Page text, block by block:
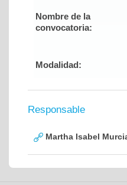
Nombre de la
convocatoria:
Modalidad:
Responsable
Martha Isabel